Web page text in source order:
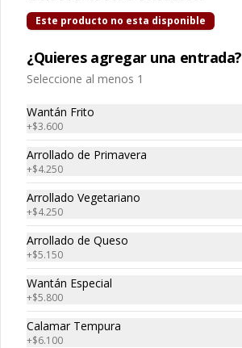
Cerdo
Este producto no esta disponible
¿Quieres agregar una entrada?
Seleccione al menos 1
Wantán Frito
+$3.600
Arrollado de Primavera
+$4.250
Arrollado Vegetariano
+$4.250
Arrollado de Queso
+$5.150
Wantán Especial
+$5.800
Calamar Tempura
+$6.100